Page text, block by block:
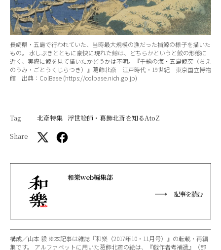
長崎県・五島で行われていた、当時最大規模の漁だった捕鯨の様子を描いた
もの。 水しぶきとともに豪快に現れた鯨は、どちらかというと鮫の形態に
近く、実際に鯨を見て描いたかどうかは不明。『千繪の海・五島鯨突（ちえ
のうみ・ごとうくじらつき）』葛飾北斎 江戸時代・19世紀 東京国立博物
館 出典：ColBase (https://colbase.nich.go.jp)
Tag 北斎特集 浮世絵師・葛飾北斎を知るAtoZ
Share
和樂web編集部
記事を読む
構成／山本 毅 ※本記事は雑誌『和樂（2017年10・11月号）』の転載・再編
集です。 アルファベットに用いた葛飾北斎の絵は、『戯作者考補遺』（部